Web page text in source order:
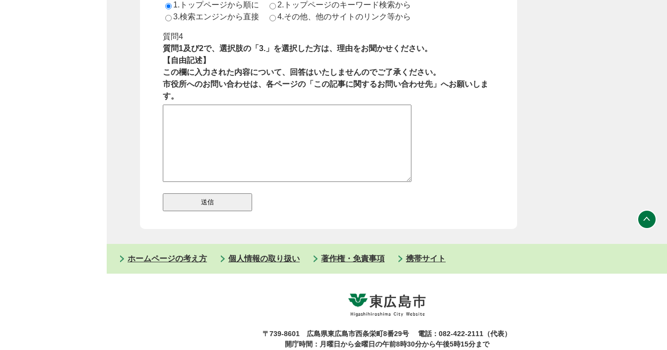
1.トップページから順に
2.トップページのキーワード検索から
3.検索エンジンから直接
4.その他、他のサイトのリンク等から
質問4
質問1及び2で、選択肢の「3.」を選択した方は、理由をお聞かせください。
【自由記述】
この欄に入力された内容について、回答はいたしませんのでご了承ください。
市役所へのお問い合わせは、各ページの「この記事に関するお問い合わせ先」へお願いしま
す。
ホームページの考え方 個人情報の取り扱い 著作権・免責事項 携帯サイト
〒739-8601 広島県東広島市西条栄町8番29号
電話：082-422-2111（代表）
開庁時間：月曜日から金曜日の午前8時30分から午後5時15分まで